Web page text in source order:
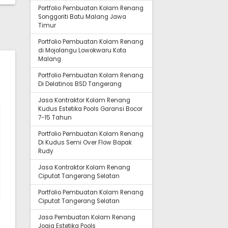
Portfolio Pembuatan Kolam Renang
Songgoriti Batu Malang Jawa
Timur
Portfolio Pembuatan Kolam Renang
di Mojolangu Lowokwaru Kota
Malang
Portfolio Pembuatan Kolam Renang
Di Delatinos BSD Tangerang
Jasa Kontraktor Kolam Renang
Kudus Estetika Pools Garansi Bocor
7-15 Tahun
Portfolio Pembuatan Kolam Renang
Di Kudus Semi Over Flow Bapak
Rudy
Jasa Kontraktor Kolam Renang
Ciputat Tangerang Selatan
Portfolio Pembuatan Kolam Renang
Ciputat Tangerang Selatan
Jasa Pembuatan Kolam Renang
Jogja Estetika Pools